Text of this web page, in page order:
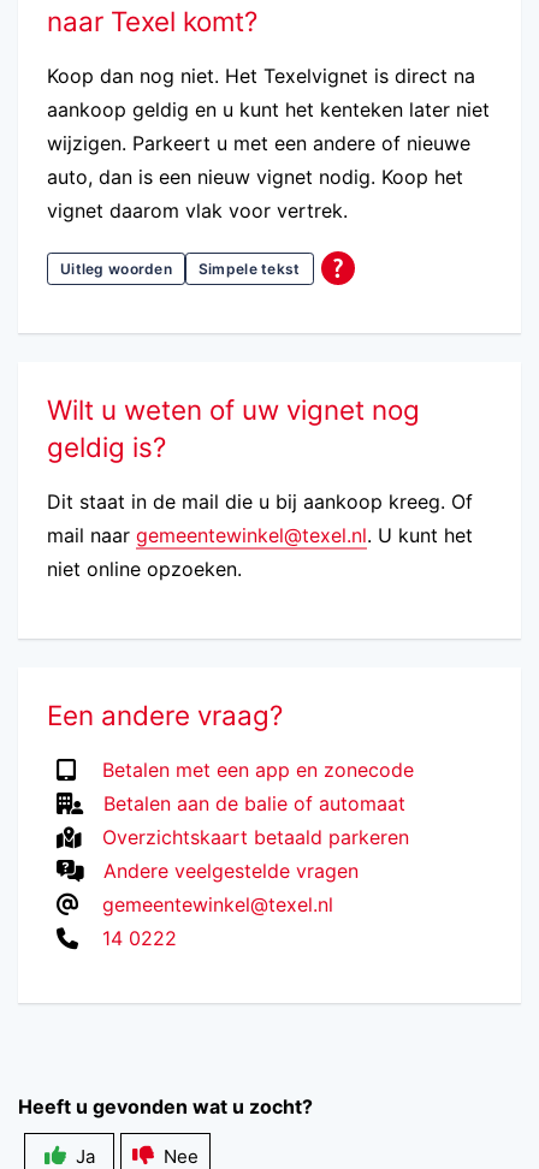
naar Texel komt?
Koop dan nog niet. Het Texelvignet is direct na
aankoop geldig en u kunt het kenteken later niet
wijzigen. Parkeert u met een andere of nieuwe
auto, dan is een nieuw vignet nodig. Koop het
vignet daarom vlak voor vertrek.
Uitleg woorden Simpele tekst
Wilt u weten of uw vignet nog
geldig is?
Dit staat in de mail die u bij aankoop kreeg. Of
mail naar gemeentewinkel@texel.nl. U kunt het
niet online opzoeken.
Een andere vraag?
Betalen met een app en zonecode
Betalen aan de balie of automaat
Overzichtskaart betaald parkeren
Andere veelgestelde vragen
gemeentewinkel@texel.nl
14 0222
Heeft u gevonden wat u zocht?
Ja Nee